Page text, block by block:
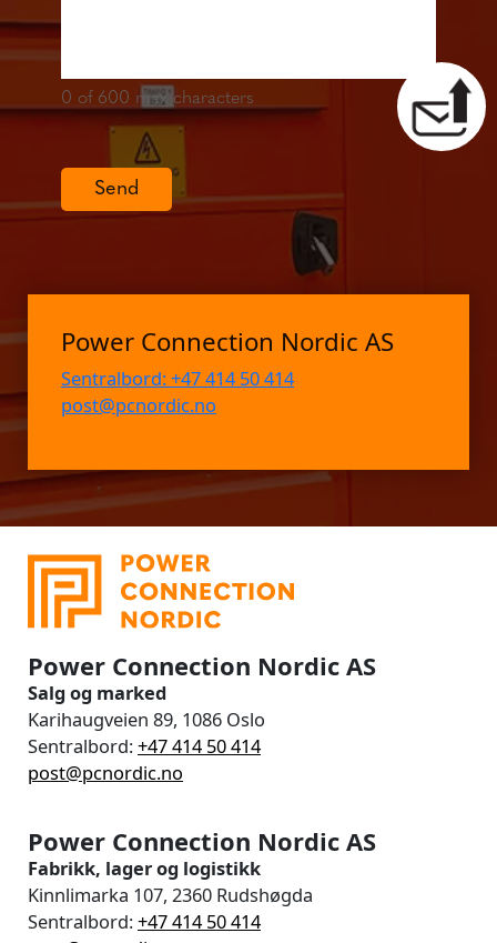
0 of 600 max characters
Send
Power Connection Nordic AS
Sentralbord: +47 414 50 414
post@pcnordic.no
Power Connection Nordic AS
Salg og marked
Karihaugveien 89, 1086 Oslo
Sentralbord:+47 414 50 414
post@pcnordic.no
Power Connection Nordic AS
Fabrikk, lager og logistikk
Kinnlimarka 107, 2360 Rudshøgda
Sentralbord:+47 414 50 414